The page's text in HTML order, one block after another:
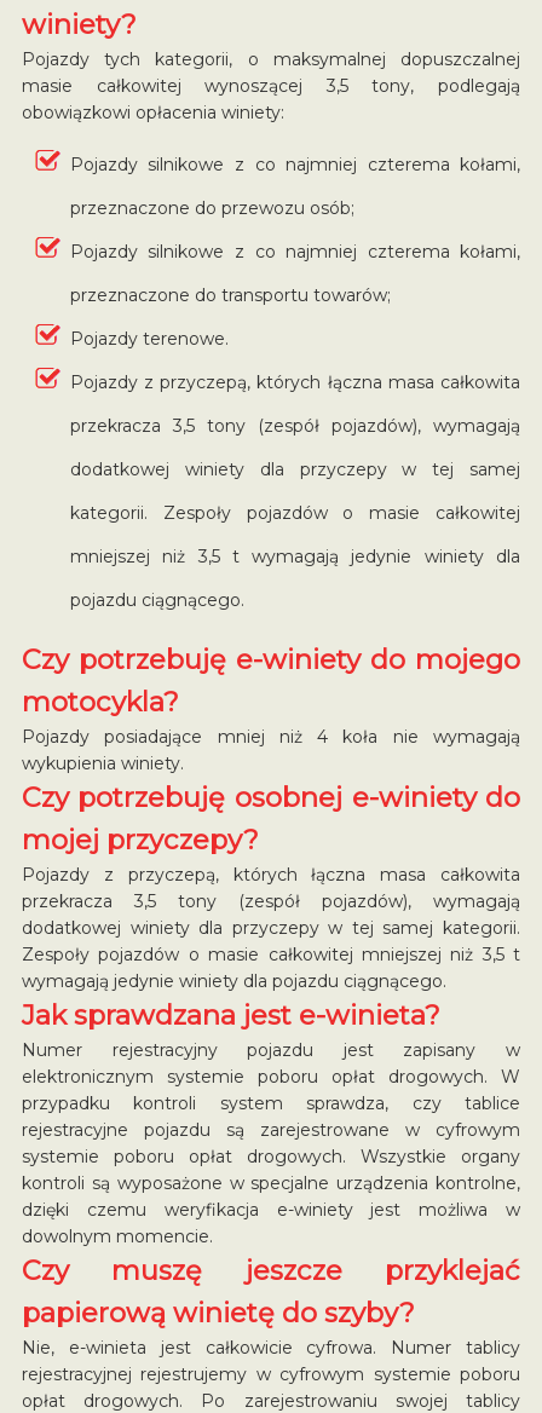
winiety?
Pojazdy tych kategorii, o maksymalnej dopuszczalnej
masie całkowitej wynoszącej 3,5 tony, podlegają
obowiązkowi opłacenia winiety:
Pojazdy silnikowe z co najmniej czterema kołami,
przeznaczone do przewozu osób;
Pojazdy silnikowe z co najmniej czterema kołami,
przeznaczone do transportu towarów;
Pojazdy terenowe.
Pojazdy z przyczepą, których łączna masa całkowita
przekracza 3,5 tony (zespół pojazdów), wymagają
dodatkowej winiety dla przyczepy w tej samej
kategorii. Zespoły pojazdów o masie całkowitej
mniejszej niż 3,5 t wymagają jedynie winiety dla
pojazdu ciągnącego.
Czy potrzebuję e-winiety do mojego
motocykla?
Pojazdy posiadające mniej niż 4 koła nie wymagają
wykupienia winiety.
Czy potrzebuję osobnej e-winiety do
mojej przyczepy?
Pojazdy z przyczepą, których łączna masa całkowita
przekracza 3,5 tony (zespół pojazdów), wymagają
dodatkowej winiety dla przyczepy w tej samej kategorii.
Zespoły pojazdów o masie całkowitej mniejszej niż 3,5 t
wymagają jedynie winiety dla pojazdu ciągnącego.
Jak sprawdzana jest e-winieta?
Numer rejestracyjny pojazdu jest zapisany w
elektronicznym systemie poboru opłat drogowych. W
przypadku kontroli system sprawdza, czy tablice
rejestracyjne pojazdu są zarejestrowane w cyfrowym
systemie poboru opłat drogowych. Wszystkie organy
kontroli są wyposażone w specjalne urządzenia kontrolne,
dzięki czemu weryfikacja e-winiety jest możliwa w
dowolnym momencie.
Czy muszę jeszcze przyklejać
papierową winietę do szyby?
Nie, e-winieta jest całkowicie cyfrowa. Numer tablicy
rejestracyjnej rejestrujemy w cyfrowym systemie poboru
opłat drogowych. Po zarejestrowaniu swojej tablicy